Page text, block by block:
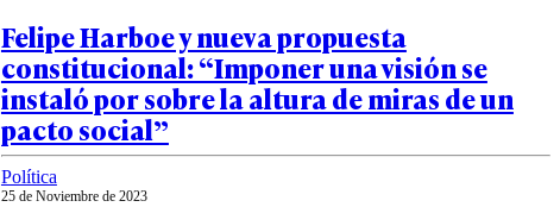
Felipe Harboe y nueva propuesta
constitucional: “Imponer una visión se
instaló por sobre la altura de miras de un
pacto social”
Política
25 de Noviembre de 2023